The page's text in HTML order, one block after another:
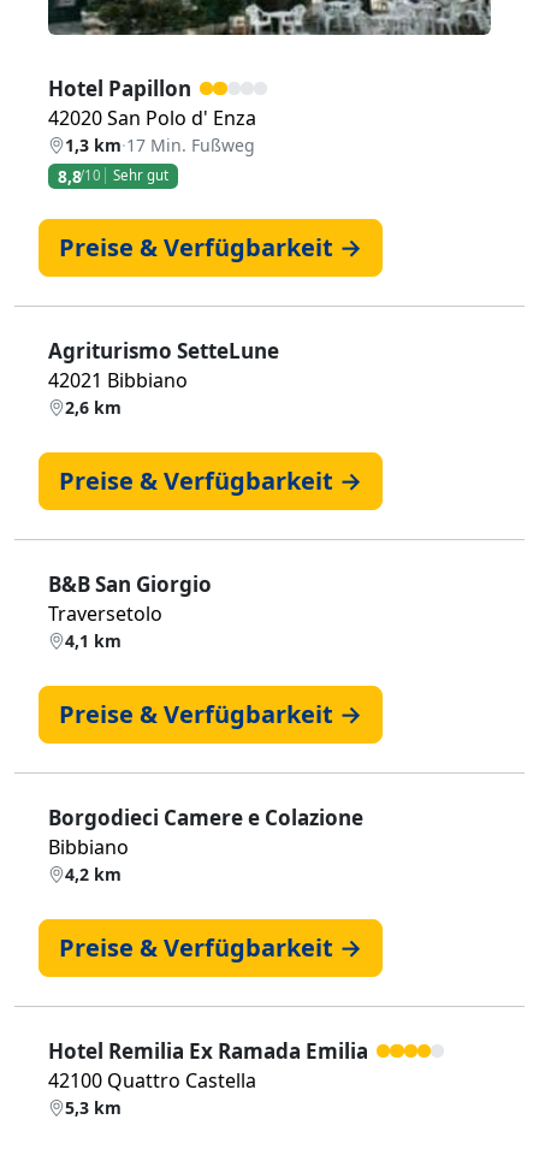
Hotel Papillon
42020 San Polo d' Enza
1,3 km·17 Min. Fußweg
8,8/10 Sehr gut
Preise & Verfügbarkeit →
Agriturismo SetteLune
42021 Bibbiano
2,6 km
Preise & Verfügbarkeit →
B&B San Giorgio
Traversetolo
4,1 km
Preise & Verfügbarkeit →
Borgodieci Camere e Colazione
Bibbiano
4,2 km
Preise & Verfügbarkeit →
Hotel Remilia Ex Ramada Emilia
42100 Quattro Castella
5,3 km